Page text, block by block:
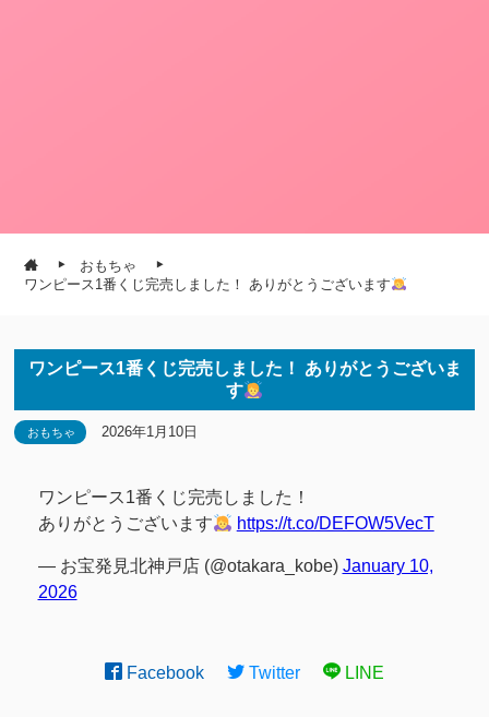
おもちゃ
ワンピース1番くじ完売しました！ ありがとうございます
ワンピース1番くじ完売しました！ ありがとうございま
す
おもちゃ 2026年1月10日
ワンピース1番くじ完売しました！
ありがとうございます
https://t.co/DEFOW5VecT
— お宝発見北神戸店 (@otakara_kobe) January 10,
2026
Facebook Twitter LINE